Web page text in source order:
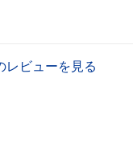
レビューを見る